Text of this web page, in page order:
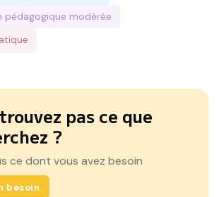
pédagogique modérée
pas ce que
?
ce dont vous avez besoin
besoin